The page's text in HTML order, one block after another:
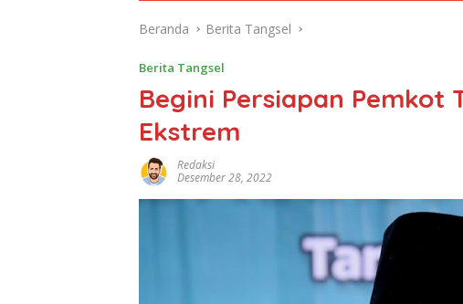
Beranda Berita Tangsel
Berita Tangsel
Begini Persiapan Pemkot
Ekstrem
Redaksi
Desember 28, 2022